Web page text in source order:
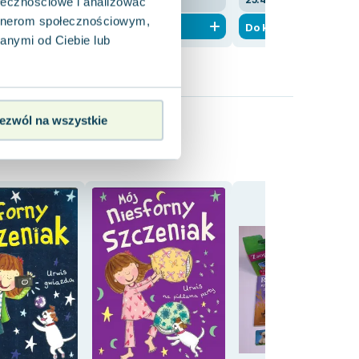
społecznościowym,
od Ciebie lub
na wszystkie
Do koszyka Do koszyka